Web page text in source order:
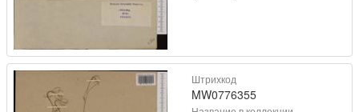
Штрихкод
MW0776355